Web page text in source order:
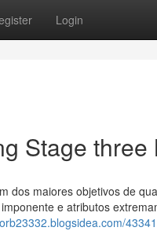
Login
Stage
dos maiores objetivos de
e atributos